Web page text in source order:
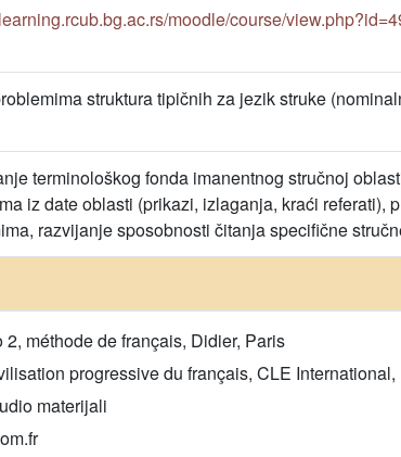
moodle/course/
struktura tipičnih za jezik struke
terminološkog fonda imanentnog stručnoj
iz date oblasti (prikazi, izlaganja, kraći
razvijanje sposobnosti čitanja specifične
2, méthode de français, Didier, Paris
progressive du français, CLE International,
materijali